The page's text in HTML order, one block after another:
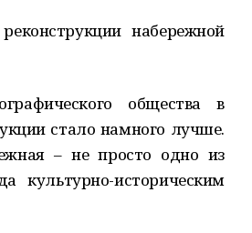
набережной
общества в
стало намного лучше.
– не просто одно из
историческим